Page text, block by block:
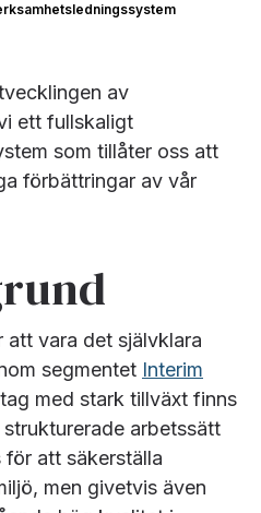
av
ett fullskaligt
som tillåter oss att
förbättringar av vår
att vara det självklara
segmentet Interim
med stark tillväxt finns
arbetssätt
att säkerställa
men givetvis även